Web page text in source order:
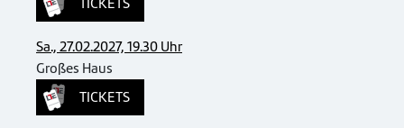
TICKETS
Sa., 27.02.2027, 19.30 Uhr
Großes Haus
TICKETS